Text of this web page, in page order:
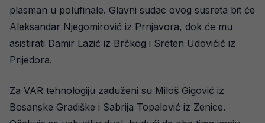
plasman u polufinale. Glavni sudac ovog susreta bit će
Aleksandar Njegomirović iz Prnjavora, dok će mu
asistirati Damir Lazić iz Brčkog i Sreten Udovičić iz
Prijedora.
Za VAR tehnologiju zaduženi su Miloš Gigović iz
Bosanske Gradiške i Sabrija Topalović iz Zenice.